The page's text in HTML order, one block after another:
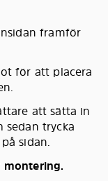
framför
för att placera
att sätta in
sedan trycka
sidan.
montering.